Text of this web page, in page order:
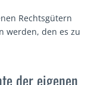
Rechtsgütern
werden, den es zu
der eigenen